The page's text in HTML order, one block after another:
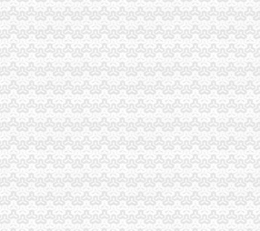
,不显示“开机无显示”-行业汇-机电在线
服务中心新招聘信息_电话_地址】-赶集网
产-梅州58同城
无砧木苗谈判公告_中国招标网_广东
中心（有限合伙）【企业信用,电话,地